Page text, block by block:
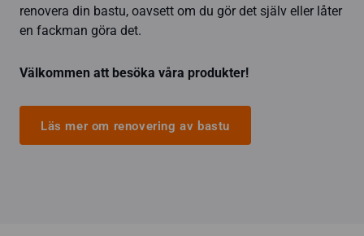
renovera din bastu, oavsett om du gör det själv eller låter
en fackman göra det.
Välkommen att besöka våra produkter!
Läs mer om renovering av bastu